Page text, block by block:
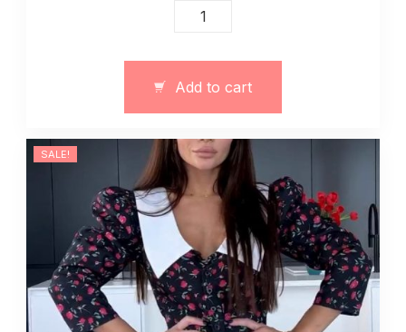
Bielizna
bielizna
pomaranczowa
quantity
Add to cart
SALE!